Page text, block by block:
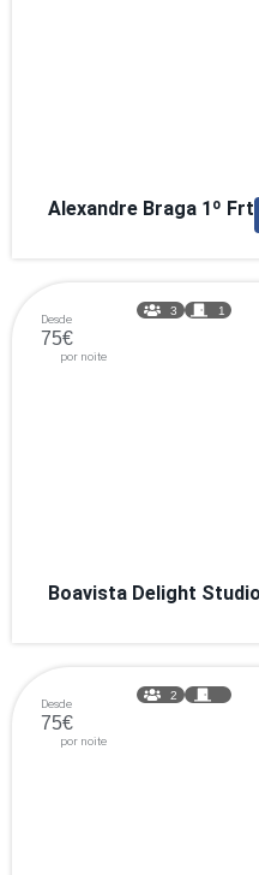
Alexandre Braga 1º Frt
Desde
75€
por noite
3 1
Boavista Delight Studio
Desde
75€
por noite
2